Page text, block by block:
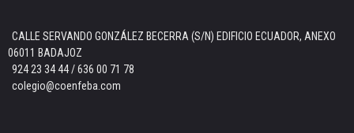
CALLE SERVANDO GONZÁLEZ BECERRA (S/N) EDIFICIO ECUADOR, ANEXO
06011 BADAJOZ
924 23 34 44 / 636 00 71 78
colegio@coenfeba.com